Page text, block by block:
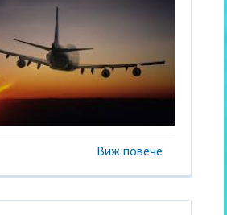
Виж повече